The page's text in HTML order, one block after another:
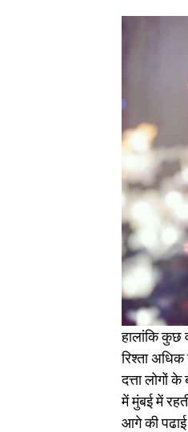
हालांकि कुछ
रिश्ता
दत्ता लोगों
में मुंबई में
आगे की